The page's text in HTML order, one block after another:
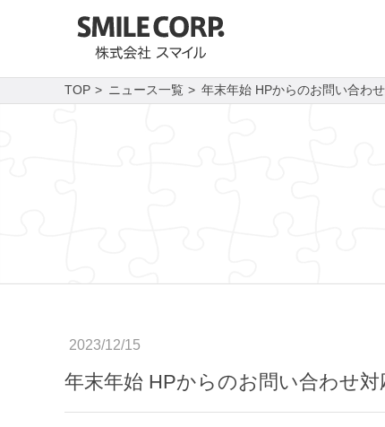
TOP ニュース一覧 年末年始 HPからのお問い合わ
2023/12/15
年末年始 HPからのお問い合わせ